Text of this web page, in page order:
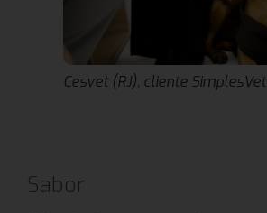
Cesvet (RJ), cliente SimplesVet
Sabor